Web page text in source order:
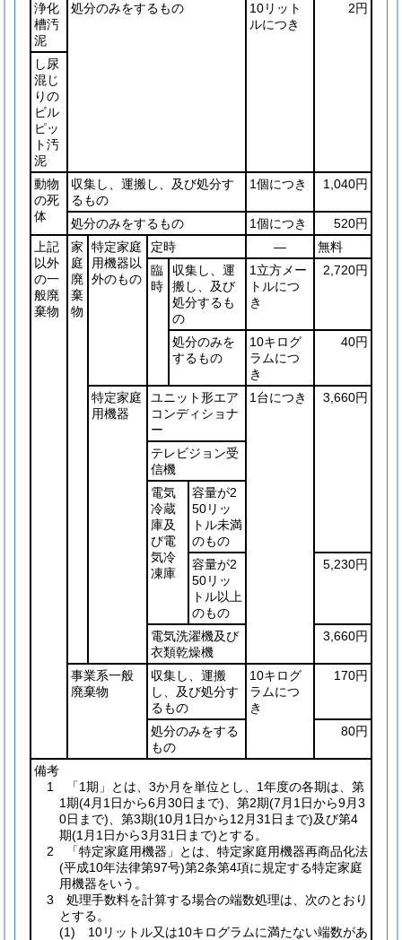
浄化
槽汚
泥
処分のみをするもの
10リット
ルにつき
2円
し尿
混じ
りの
ビル
ピッ
ト汚
泥
動物
の死
体
収集し、運搬し、及び処分す
るもの
1個につき 1,040円
処分のみをするもの 1個につき
520円
上記
以外
の一
般廃
棄物
家
庭
廃
棄
物
特定家庭
用機器以
外のもの
定時 ―
無料
臨
時
収集し、運
搬し、及び
処分するも
の
1立方メー
トルにつ
き
2,720円
処分のみを
するもの
10キログ
ラムにつ
き
40円
特定家庭
用機器
ユニット形エア
コンディショナ
ー
1台につき 3,660円
テレビジョン受
信機
電気
冷蔵
庫及
び電
気冷
凍庫
容量が2
50リッ
トル未満
のもの
容量が2
50リッ
トル以上
のもの
5,230円
電気洗濯機及び
衣類乾燥機
3,660円
事業系一般
廃棄物
収集し、運搬
し、及び処分す
るもの
10キログ
ラムにつ
き
170円
処分のみをする
もの
80円
備考
1 「1期」とは、3か月を単位とし、1年度の各期は、第
1期(4月1日から6月30日まで) 、第2期(7月1日から9月3
0日まで) 、第3期(10月1日から12月31日まで)及び第4
期(1月1日から3月31日まで)とする。
2 「特定家庭用機器」とは、特定家庭用機器再商品化法
(平成10年法律第97号)第2条第4項に規定する特定家庭
用機器をいう。
3 処理手数料を計算する場合の端数処理は、次のとおり
とする。
(1) 10リットル又は10キログラムに満たない端数があ